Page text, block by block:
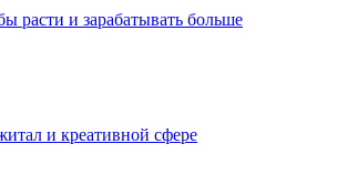
расти и зарабатывать больше
и креативной сфере